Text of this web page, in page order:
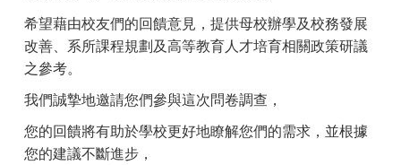
希望藉由校友們的回饋意見，提供母校辦學及校務發展
改善、系所課程規劃及高等教育人才培育相關政策研議
之參考。
我們誠摯地邀請您們參與這次問卷調查，
您的回饋將有助於學校更好地瞭解您們的需求，並根據
您的建議不斷進步，